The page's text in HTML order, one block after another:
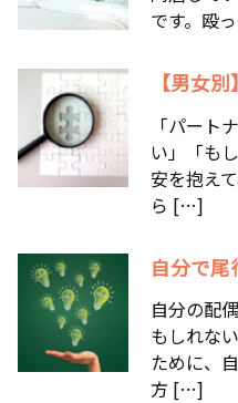
です。殴
【男女
「パート
い」「も
安を抱え
ら […]
自分で尾
自分の配
もしれな
ために、
方 […]